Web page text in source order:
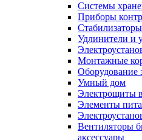
Системы
Приборы
Удлинители и
Монтажные
Оборудование
Умный дом
Электрощиты
Элементы
Вентиляторы
аксессуары